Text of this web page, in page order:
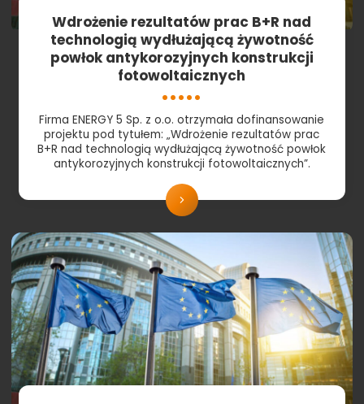
Wdrożenie rezultatów prac B+R nad
technologią wydłużającą żywotność
powłok antykorozyjnych konstrukcji
fotowoltaicznych
Firma ENERGY 5 Sp. z o.o. otrzymała dofinansowanie
projektu pod tytułem: „Wdrożenie rezultatów prac
B+R nad technologią wydłużającą żywotność powłok
antykorozyjnych konstrukcji fotowoltaicznych”.